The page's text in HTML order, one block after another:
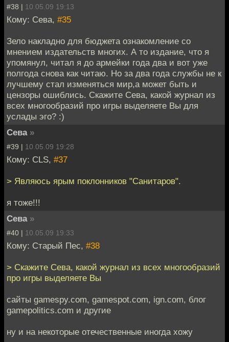
#38 | 10.05.09 19:13
Кому: Сева, #35
Зело накладно для бюджета ознакомление со
мнением издательств многих. А то издание, что я
упомянул, читал я до армейки года два и вот уже
полгода снова как читаю. Но за два года службы не к
лучшему стал изменяться мир,а может быть и
цензоры ошиблись. Скажите Сева, какой журнал из
всех многообразий про игры выделяете Вы для
услады эго? :)
Сева »
#39 | 10.05.09 19:28
Кому: CLS, #37
> Являюсь ярым поклонников "Санитаров".
я тоже!!!
Сева »
#40 | 10.05.09 19:33
Кому: Старый Пес, #38
> Скажите Сева, какой журнал из всех многообразий
про игры выделяете Вы
сайты gamespy.com, gamespot.com, ign.com, блог
gamepolitics.com и другие
ну и на некоторые отечественные иногда хожу